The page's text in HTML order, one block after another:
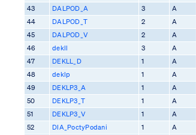
43
DALPOD_A 3 A
44
DALPOD_T 2 A
45
DALPOD_V 2 A
46
dekll 3 A
47
DEKLL_D 1 A
48
deklp 1 A
49
DEKLP3_A 1 A
50
DEKLP3_T 1 A
51
DEKLP3_V 1 A
52
DIA_PoctyPodani 1 A